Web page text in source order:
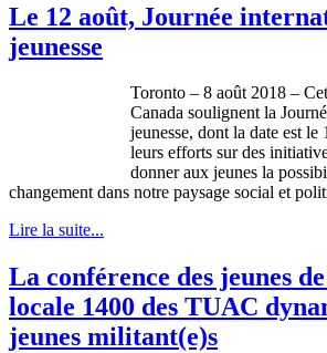
Le 12 août, Journée
jeunesse
Toronto – 8 août 2018 –
Canada soulignent la
jeunesse, dont la date est
leurs efforts sur des
donner aux jeunes la
changement dans notre paysage social et
Lire la suite...
La conférence des jeunes
locale 1400 des TUAC
jeunes militant(e)s